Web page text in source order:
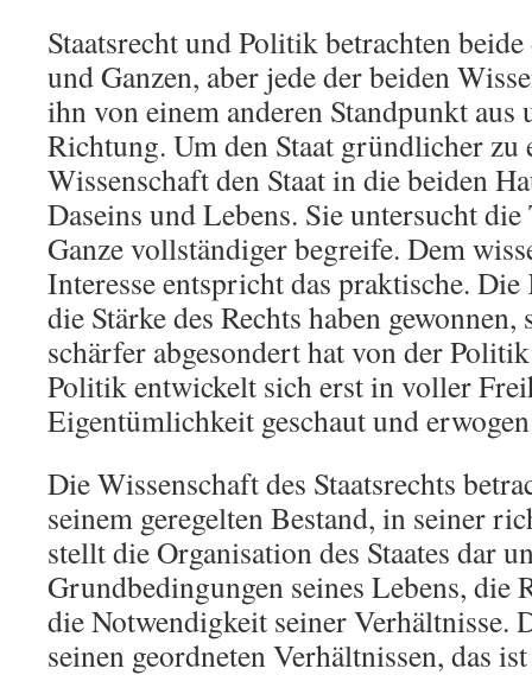
Staatsrecht und Politik betrachten
und Ganzen, aber jede der beiden
ihn von einem anderen Standpunkt aus
Richtung. Um den Staat gründlicher zu
Wissenschaft den Staat in die beiden
Daseins und Lebens. Sie untersucht
Ganze vollständiger begreife. Dem
Interesse entspricht das praktische.
die Stärke des Rechts haben gewonnen,
schärfer abgesondert hat von der
Politik entwickelt sich erst in voller
Eigentümlichkeit geschaut und
Die Wissenschaft des Staatsrechts
seinem geregelten Bestand, in seiner
stellt die Organisation des Staates dar
Grundbedingungen seines Lebens, die
die Notwendigkeit seiner Verhältnisse.
seinen geordneten Verhältnissen, das